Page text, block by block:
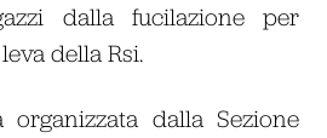
dalla fucilazione per
della Rsi.
organizzata dalla Sezione